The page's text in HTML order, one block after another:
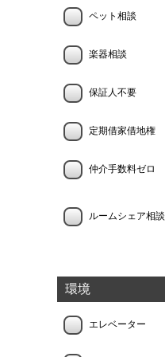
ペット相談
楽器相談
保証人不要
定期借家借地権
仲介手数料ゼロ
ルームシェア相談
環境
エレベーター